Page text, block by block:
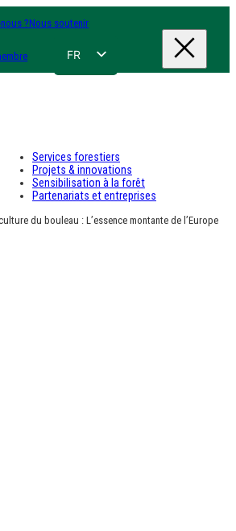
?Nous soutenir
FR
DE
Services forestiers
Projets & innovations
Sensibilisation à la forêt
Partenariats et entreprises
du bouleau : L’essence montante de l’Europe